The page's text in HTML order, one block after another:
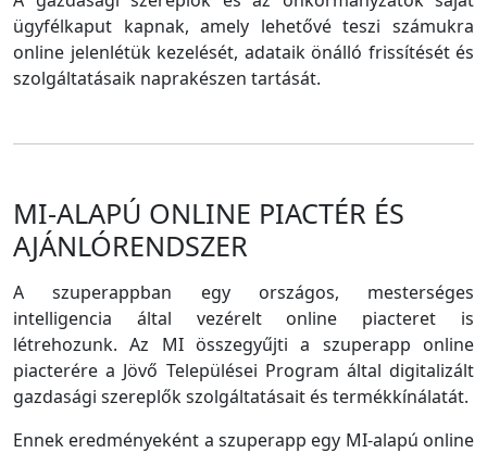
ügyfélkaput kapnak, amely lehetővé teszi számukra
online jelenlétük kezelését, adataik önálló frissítését és
szolgáltatásaik naprakészen tartását.
MI-ALAPÚ ONLINE PIACTÉR ÉS
AJÁNLÓRENDSZER
A szuperappban egy országos, mesterséges
intelligencia által vezérelt online piacteret is
létrehozunk. Az MI összegyűjti a szuperapp online
piacterére a Jövő Települései Program által digitalizált
gazdasági szereplők szolgáltatásait és termékkínálatát.
Ennek eredményeként a szuperapp egy MI-alapú online